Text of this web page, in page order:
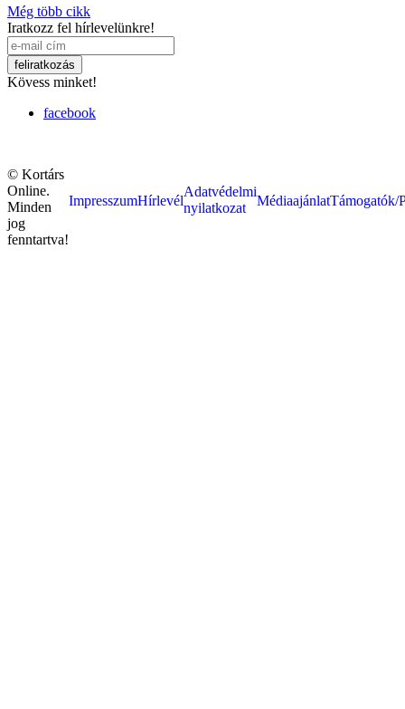
Még több cikk
Iratkozz fel hírlevelünkre!
Kövess minket!
facebook
© Kortárs
Online.
Minden
jog
fenntartva!
ImpresszumHírlevél
Adatvédelmi
nyilatkozat
MédiaajánlatTámogatók/